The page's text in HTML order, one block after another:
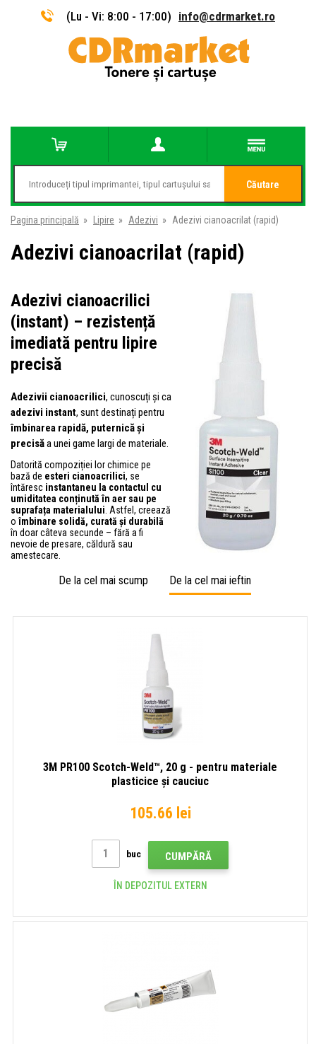
(Lu - Vi: 8:00 - 17:00) info@cdrmarket.ro
Căutare
Pagina principală » Lipire » Adezivi » Adezivi cianoacrilat (rapid)
Adezivi cianoacrilat (rapid)
Adezivi cianoacrilici
(instant) – rezistență
imediată pentru lipire
precisă
Adezivii cianoacrilici, cunoscuți și ca
adezivi instant, sunt destinați pentru
îmbinarea rapidă, puternică și
precisăa unei game largi de materiale.
Datorită compoziției lor chimice pe
bază de esteri cianoacrilici, se
întăresc instantaneu la contactul cu
umiditatea conținută în aer sau pe
suprafața materialului . Astfel, creează
oîmbinare solidă, curată și durabilă
în doar câteva secunde – fără a fi
nevoie de presare, căldură sau
amestecare.
De la cel mai scump De la cel mai ieftin
3M PR100 Scotch-Weld™, 20 g - pentru materiale
plasticice și cauciuc
105.66 lei
buc CUMPĂRĂ
ÎN DEPOZITUL EXTERN